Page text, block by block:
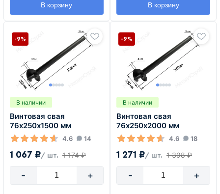
В корзину В корзину
В наличии
Винтовая свая
76х250х1500 мм
4.6 14
1 067 ₽/ шт. 1 174 ₽
-9%
- +
В наличии
Винтовая свая
76х250х2000 мм
4.6 18
1 271 ₽/ шт. 1 398 ₽
-9%
- +